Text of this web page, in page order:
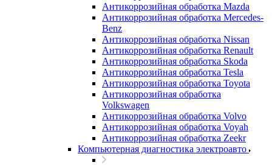
Антикоррозийная обработка Mazda
Антикоррозийная обработка Mercedes-
Benz
Антикоррозийная обработка Nissan
Антикоррозийная обработка Renault
Антикоррозийная обработка Skoda
Антикоррозийная обработка Tesla
Антикоррозийная обработка Toyota
Антикоррозийная обработка
Volkswagen
Антикоррозийная обработка Volvo
Антикоррозийная обработка Voyah
Антикоррозийная обработка Zeekr
Компьютерная диагностика электроавто